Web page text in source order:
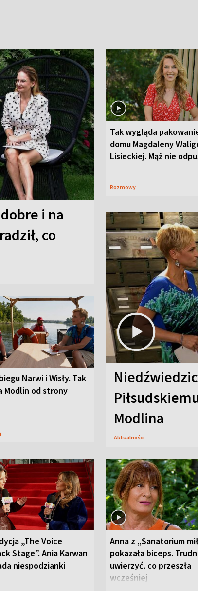
i na
co
Tak wygląda
domu Magdaleny
Lisieckiej. Mąż nie
Rozmowy
Narwi i Wisły. Tak
Modlin od strony
Modlina
Aktualności
„The Voice
Stage”. Ania Karwan
niespodzianki
Anna z „Sanatorium
pokazała biceps.
uwierzyć, co przeszła
wcześniej